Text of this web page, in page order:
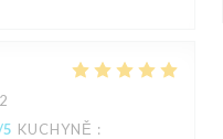
KUCHYNĚ :